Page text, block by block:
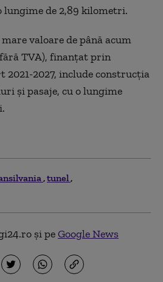
lungime de 2,89 kilometri.
valoare de până acum
TVA), finanţat prin
2027, include construcţia
şi pasaje, cu o lungime
tunel
și peGoogle News